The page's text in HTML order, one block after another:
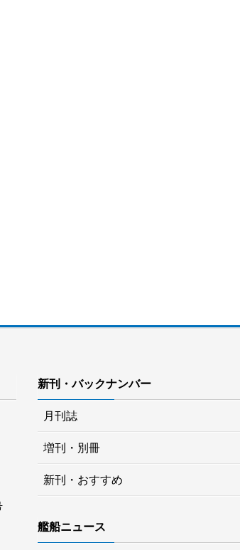
新刊・バックナンバー
月刊誌
増刊・別冊
新刊・おすすめ
艦船ニュース